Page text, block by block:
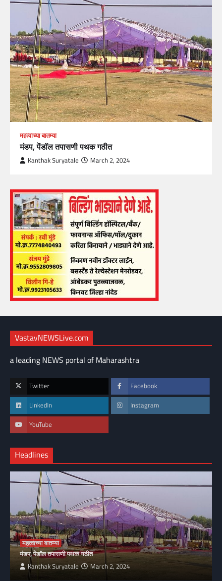
महत्वाच्या बातम्या
मंडप, पेंडॉल तपासणी पथक गठीत
Kanthak Suryatale March 2, 2024
VastavNEWSLive.com
a leading NEWS portal of Maharashtra
Twitter Facebook
LinkedIn Instagram
YouTube
Headlines
महत्वाच्या बातम्या
मंडप, पेंडॉल तपासणी पथक गठीत
Kanthak Suryatale March 2, 2024